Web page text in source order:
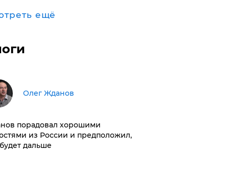
ещё
Олег Жданов
порадовал хорошими
из России и предположил,
дальше